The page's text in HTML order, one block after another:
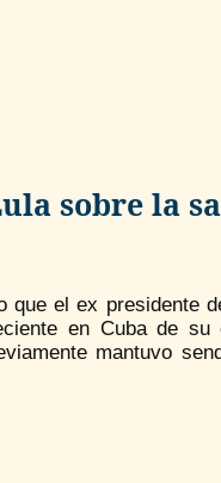
sobre la
que el ex presidente
en Cuba de
mantuvo